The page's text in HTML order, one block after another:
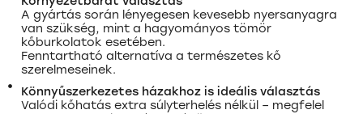
A gyártás során lényegesen kevesebb nyersanyagra
van szükség, mint a hagyományos tömör
kőburkolatok esetében.
Fenntartható alternatíva a természetes kő
szerelmeseinek.
Könnyűszerkezetes házakhoz is ideális választás
Valódi kőhatás extra súlyterhelés nélkül – megfelel